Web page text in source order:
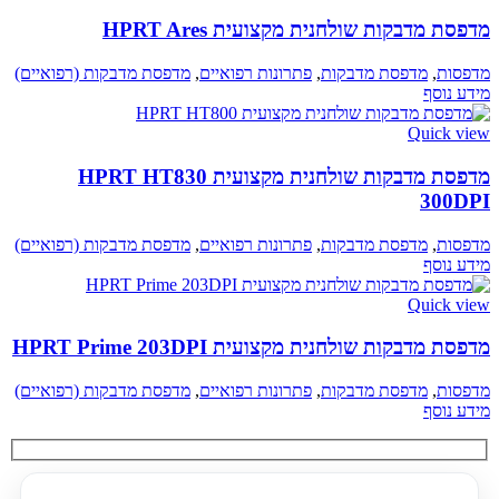
מדפסת מדבקות שולחנית מקצועית HPRT Ares
מדפסות, מדפסת מדבקות, פתרונות רפואיים, מדפסת מדבקות (רפואיים)
מידע נוסף
Quick view
מדפסת מדבקות שולחנית מקצועית HPRT HT830
300DPI
מדפסות, מדפסת מדבקות, פתרונות רפואיים, מדפסת מדבקות (רפואיים)
מידע נוסף
Quick view
מדפסת מדבקות שולחנית מקצועית HPRT Prime 203DPI
מדפסות, מדפסת מדבקות, פתרונות רפואיים, מדפסת מדבקות (רפואיים)
מידע נוסף